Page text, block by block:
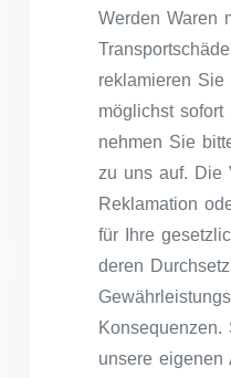
Werden Waren
reklamieren
möglichst
nehmen Sie
zu uns auf. Die
Reklamation
für Ihre
deren
unsere eigenen